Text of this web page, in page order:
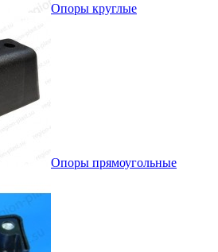
Опоры круглые
Опоры прямоугольные